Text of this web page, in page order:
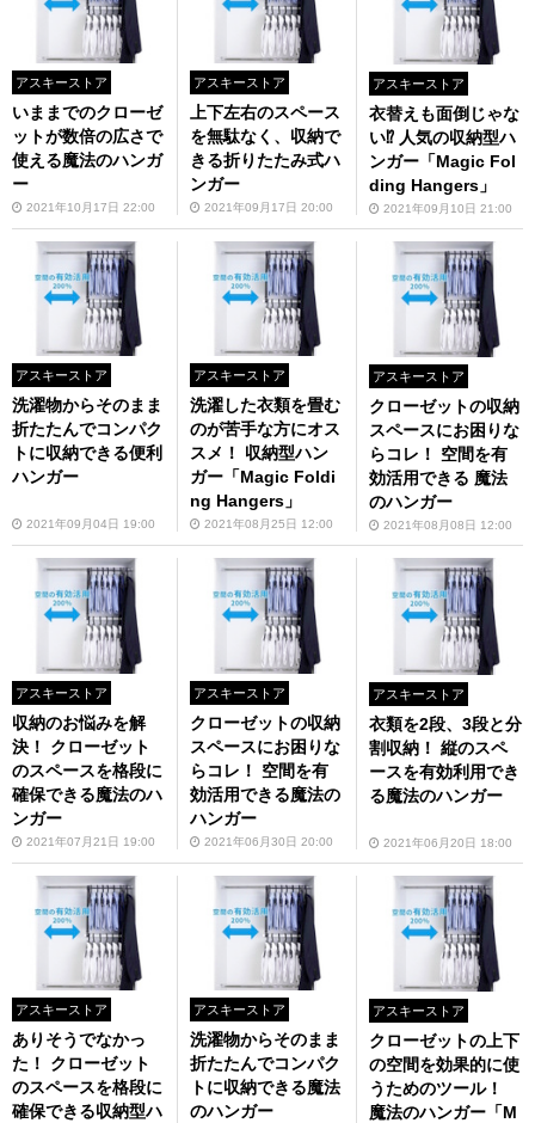
アスキーストア
いままでのクローゼ
ットが数倍の広さで
使える魔法のハンガ
ー
2021年10月17日 22:00
アスキーストア
上下左右のスペース
を無駄なく、収納で
きる折りたたみ式ハ
ンガー
2021年09月17日 20:00
アスキーストア
衣替えも面倒じゃな
い⁉ 人気の収納型ハ
ンガー「Magic Fol
ding Hangers」
2021年09月10日 21:00
アスキーストア
洗濯物からそのまま
折たたんでコンパク
トに収納できる便利
ハンガー
2021年09月04日 19:00
アスキーストア
洗濯した衣類を畳む
のが苦手な方にオス
スメ！ 収納型ハン
ガー「Magic Foldi
ng Hangers」
2021年08月25日 12:00
アスキーストア
クローゼットの収納
スペースにお困りな
らコレ！ 空間を有
効活用できる 魔法
のハンガー
2021年08月08日 12:00
アスキーストア
収納のお悩みを解
決！ クローゼット
のスペースを格段に
確保できる魔法のハ
ンガー
2021年07月21日 19:00
アスキーストア
クローゼットの収納
スペースにお困りな
らコレ！ 空間を有
効活用できる魔法の
ハンガー
2021年06月30日 20:00
アスキーストア
衣類を2段、3段と分
割収納！ 縦のスペ
ースを有効利用でき
る魔法のハンガー
2021年06月20日 18:00
アスキーストア
ありそうでなかっ
た！ クローゼット
のスペースを格段に
確保できる収納型ハ
アスキーストア
洗濯物からそのまま
折たたんでコンパク
トに収納できる魔法
のハンガー
アスキーストア
クローゼットの上下
の空間を効果的に使
うためのツール！
魔法のハンガー「M